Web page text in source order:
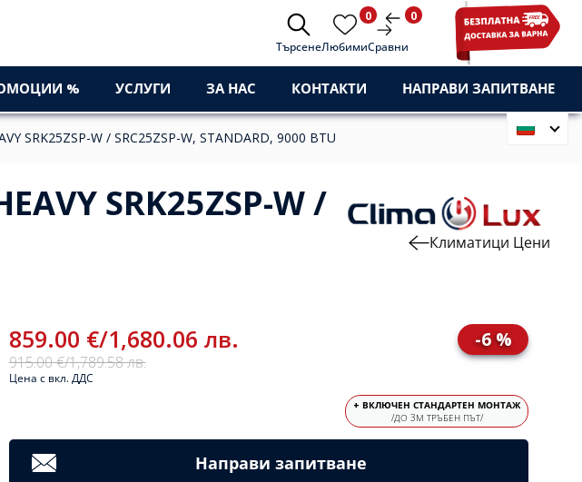
ТърсенеЛюбими
0
Сравни
0
% УСЛУГИ ЗА НАС КОНТАКТИ НАПРАВИ ЗАПИТВАНЕ
SRK25ZSP-W / SRC25ZSP-W, STANDARD, 9000 BTU
SRK25ZSP-W /
Климатици Цени
859.00 €/1,680.06 лв.
915.00 €/1,789.58 лв.
-6 %
Цена с вкл. ДДС
+ ВКЛЮЧЕН СТАНДАРТЕН МОНТАЖ
/ДО 3М ТРЪБЕН ПЪТ/
Направи запитване